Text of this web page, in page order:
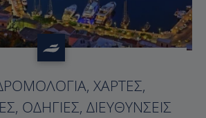
?>
ΧΆΡΤΕΣ,
ΟΔΗΓΊΕΣ, ΔΙΕΥΘΎΝΣΕΙΣ